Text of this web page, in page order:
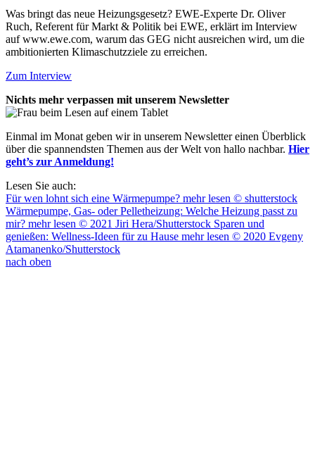
Was bringt das neue Heizungsgesetz? EWE-Experte Dr. Oliver
Ruch, Referent für Markt & Politik bei EWE, erklärt im Interview
auf www.ewe.com, warum das GEG nicht ausreichen wird, um die
ambitionierten Klimaschutzziele zu erreichen.
Zum Interview
Nichts mehr verpassen mit unserem Newsletter
Einmal im Monat geben wir in unserem Newsletter einen Überblick
über die spannendsten Themen aus der Welt von hallo nachbar. Hier
geht’s zur Anmeldung!
Lesen Sie auch:
Für wen lohnt sich eine Wärmepumpe? mehr lesen © shutterstock
Wärmepumpe, Gas- oder Pelletheizung: Welche Heizung passt zu
mir? mehr lesen © 2021 Jiri Hera/Shutterstock Sparen und
genießen: Wellness-Ideen für zu Hause mehr lesen © 2020 Evgeny
Atamanenko/Shutterstock
nach oben